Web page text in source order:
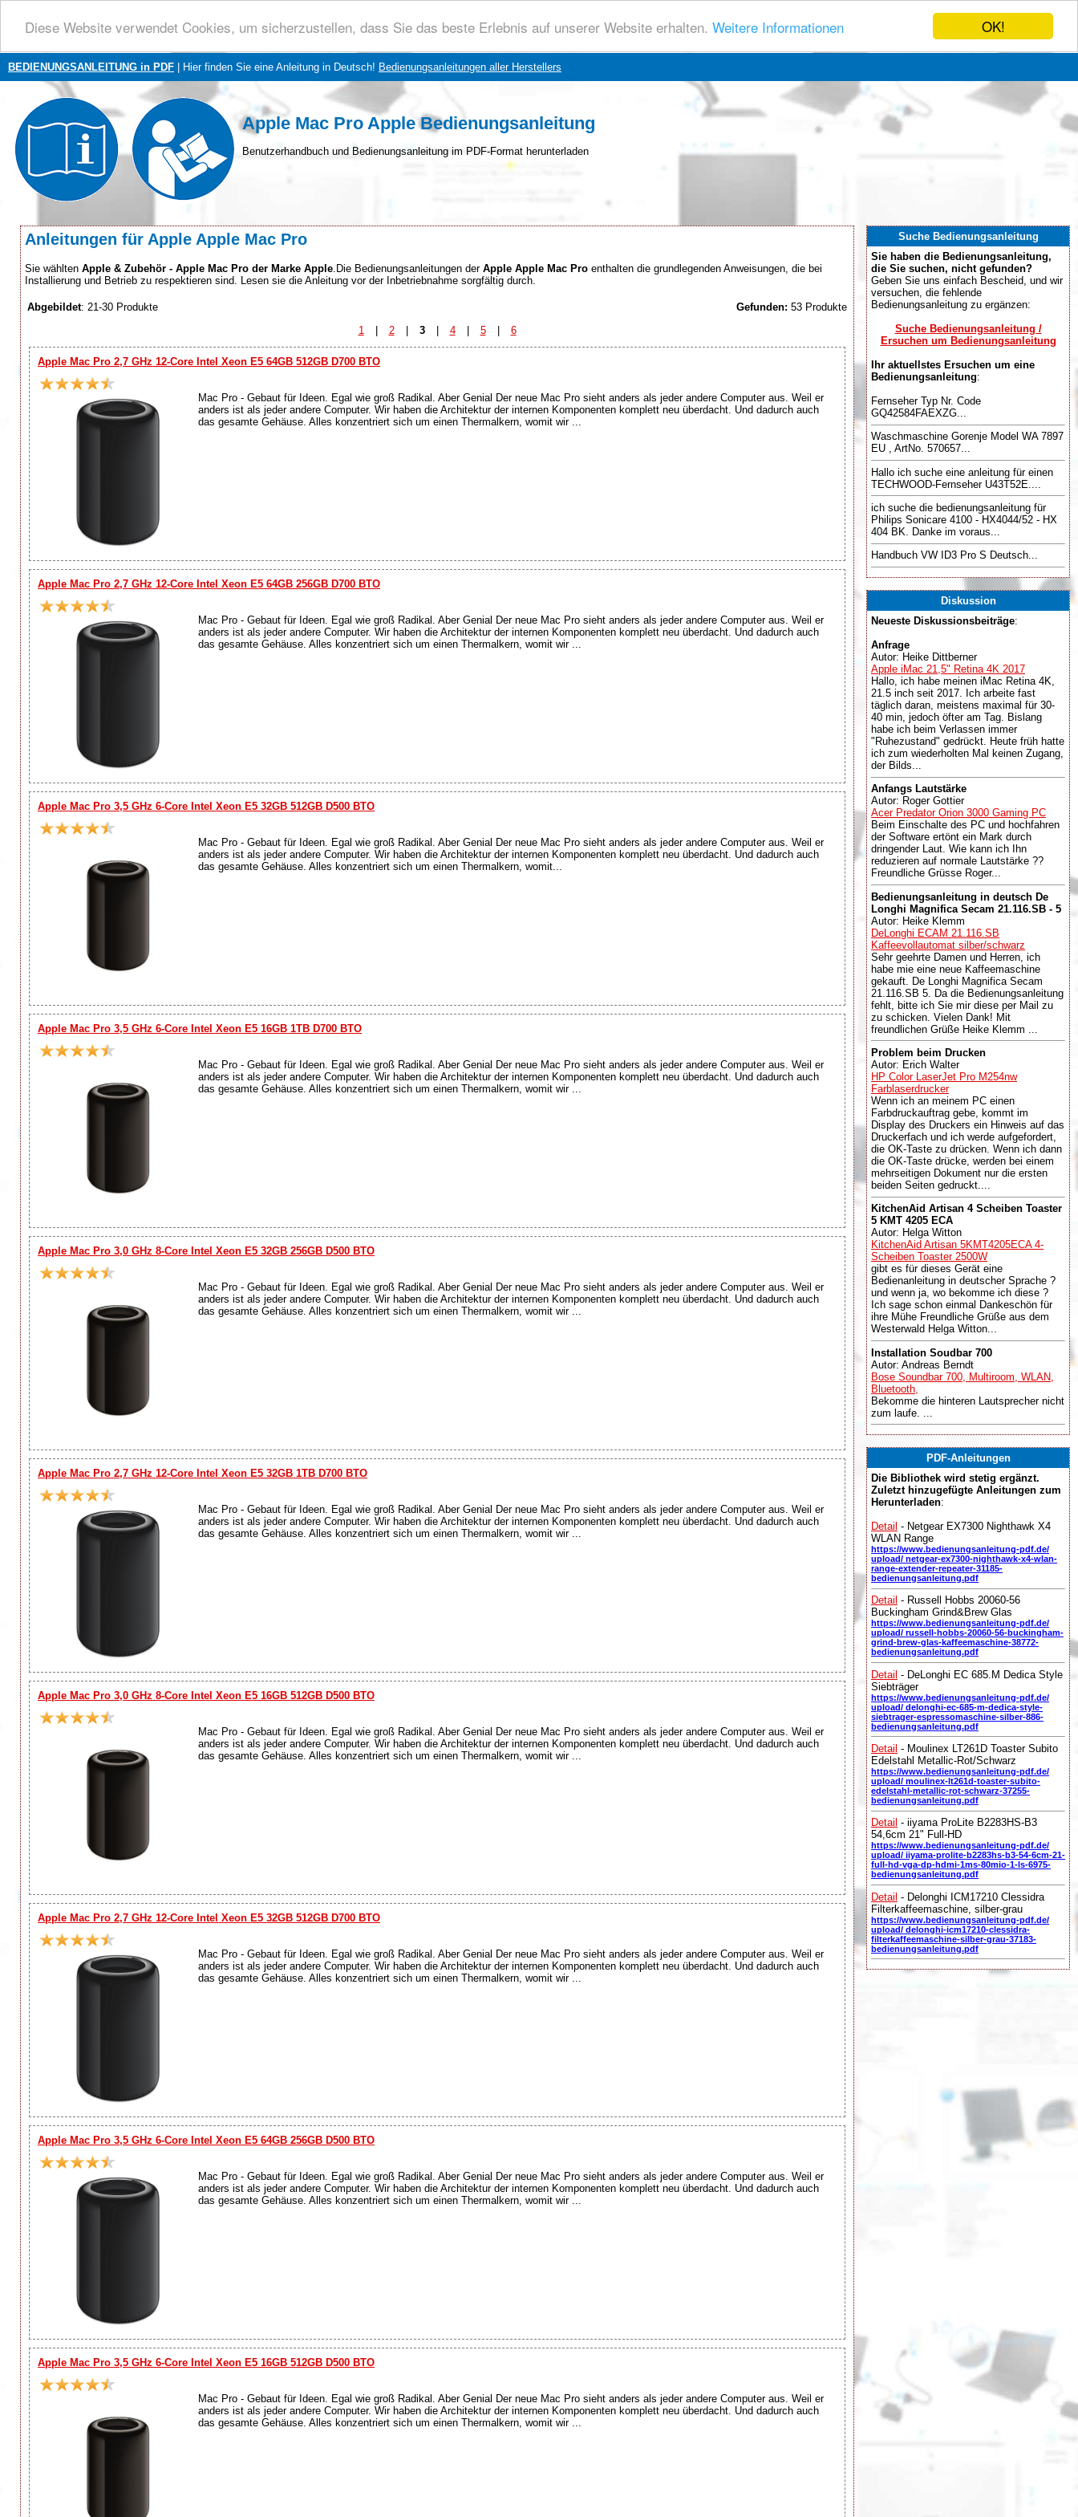
OK!
Diese Website verwendet Cookies, um sicherzustellen, dass Sie das beste Erlebnis auf unserer Website erhalten. Weitere Informationen
BEDIENUNGSANLEITUNG in PDF | Hier finden Sie eine Anleitung in Deutsch! Bedienungsanleitungen aller Herstellers
Apple Mac Pro Apple Bedienungsanleitung
Benutzerhandbuch und Bedienungsanleitung im PDF-Format herunterladen
Anleitungen für Apple Apple Mac Pro
Sie wählten Apple & Zubehör - Apple Mac Pro der Marke Apple .Die Bedienungsanleitungen der Apple Apple Mac Pro enthalten die grundlegenden Anweisungen, die bei
Installierung und Betrieb zu respektieren sind. Lesen sie die Anleitung vor der Inbetriebnahme sorgfältig durch.
Abgebildet: 21-30 Produkte Gefunden: 53 Produkte
1
| 2 | 3 | 4 | 5 | 6
Apple Mac Pro 2,7 GHz 12-Core Intel Xeon E5 64GB 512GB D700 BTO
Mac Pro - Gebaut für Ideen. Egal wie groß Radikal. Aber Genial Der neue Mac Pro sieht anders als jeder andere Computer aus. Weil er
anders ist als jeder andere Computer. Wir haben die Architektur der internen Komponenten komplett neu überdacht. Und dadurch auch
das gesamte Gehäuse. Alles konzentriert sich um einen Thermalkern, womit wir ...
Apple Mac Pro 2,7 GHz 12-Core Intel Xeon E5 64GB 256GB D700 BTO
Mac Pro - Gebaut für Ideen. Egal wie groß Radikal. Aber Genial Der neue Mac Pro sieht anders als jeder andere Computer aus. Weil er
anders ist als jeder andere Computer. Wir haben die Architektur der internen Komponenten komplett neu überdacht. Und dadurch auch
das gesamte Gehäuse. Alles konzentriert sich um einen Thermalkern, womit wir ...
Apple Mac Pro 3,5 GHz 6-Core Intel Xeon E5 32GB 512GB D500 BTO
Mac Pro - Gebaut für Ideen. Egal wie groß Radikal. Aber Genial Der neue Mac Pro sieht anders als jeder andere Computer aus. Weil er
anders ist als jeder andere Computer. Wir haben die Architektur der internen Komponenten komplett neu überdacht. Und dadurch auch
das gesamte Gehäuse. Alles konzentriert sich um einen Thermalkern, womit...
Apple Mac Pro 3,5 GHz 6-Core Intel Xeon E5 16GB 1TB D700 BTO
Mac Pro - Gebaut für Ideen. Egal wie groß Radikal. Aber Genial Der neue Mac Pro sieht anders als jeder andere Computer aus. Weil er
anders ist als jeder andere Computer. Wir haben die Architektur der internen Komponenten komplett neu überdacht. Und dadurch auch
das gesamte Gehäuse. Alles konzentriert sich um einen Thermalkern, womit wir ...
Apple Mac Pro 3,0 GHz 8-Core Intel Xeon E5 32GB 256GB D500 BTO
Mac Pro - Gebaut für Ideen. Egal wie groß Radikal. Aber Genial Der neue Mac Pro sieht anders als jeder andere Computer aus. Weil er
anders ist als jeder andere Computer. Wir haben die Architektur der internen Komponenten komplett neu überdacht. Und dadurch auch
das gesamte Gehäuse. Alles konzentriert sich um einen Thermalkern, womit wir ...
Apple Mac Pro 2,7 GHz 12-Core Intel Xeon E5 32GB 1TB D700 BTO
Mac Pro - Gebaut für Ideen. Egal wie groß Radikal. Aber Genial Der neue Mac Pro sieht anders als jeder andere Computer aus. Weil er
anders ist als jeder andere Computer. Wir haben die Architektur der internen Komponenten komplett neu überdacht. Und dadurch auch
das gesamte Gehäuse. Alles konzentriert sich um einen Thermalkern, womit wir ...
Apple Mac Pro 3,0 GHz 8-Core Intel Xeon E5 16GB 512GB D500 BTO
Mac Pro - Gebaut für Ideen. Egal wie groß Radikal. Aber Genial Der neue Mac Pro sieht anders als jeder andere Computer aus. Weil er
anders ist als jeder andere Computer. Wir haben die Architektur der internen Komponenten komplett neu überdacht. Und dadurch auch
das gesamte Gehäuse. Alles konzentriert sich um einen Thermalkern, womit wir ...
Apple Mac Pro 2,7 GHz 12-Core Intel Xeon E5 32GB 512GB D700 BTO
Mac Pro - Gebaut für Ideen. Egal wie groß Radikal. Aber Genial Der neue Mac Pro sieht anders als jeder andere Computer aus. Weil er
anders ist als jeder andere Computer. Wir haben die Architektur der internen Komponenten komplett neu überdacht. Und dadurch auch
das gesamte Gehäuse. Alles konzentriert sich um einen Thermalkern, womit wir ...
Apple Mac Pro 3,5 GHz 6-Core Intel Xeon E5 64GB 256GB D500 BTO
Mac Pro - Gebaut für Ideen. Egal wie groß Radikal. Aber Genial Der neue Mac Pro sieht anders als jeder andere Computer aus. Weil er
anders ist als jeder andere Computer. Wir haben die Architektur der internen Komponenten komplett neu überdacht. Und dadurch auch
das gesamte Gehäuse. Alles konzentriert sich um einen Thermalkern, womit wir ...
Apple Mac Pro 3,5 GHz 6-Core Intel Xeon E5 16GB 512GB D500 BTO
Mac Pro - Gebaut für Ideen. Egal wie groß Radikal. Aber Genial Der neue Mac Pro sieht anders als jeder andere Computer aus. Weil er
anders ist als jeder andere Computer. Wir haben die Architektur der internen Komponenten komplett neu überdacht. Und dadurch auch
das gesamte Gehäuse. Alles konzentriert sich um einen Thermalkern, womit wir ...
Suche Bedienungsanleitung
Sie haben die Bedienungsanleitung,
die Sie suchen, nicht gefunden?
Geben Sie uns einfach Bescheid, und wir
versuchen, die fehlende
Bedienungsanleitung zu ergänzen:
Suche Bedienungsanleitung /
Ersuchen um Bedienungsanleitung
Ihr aktuellstes Ersuchen um eine
Bedienungsanleitung:
Fernseher Typ Nr. Code
GQ42584FAEXZG...
Waschmaschine Gorenje Model WA 7897
EU , ArtNo. 570657...
Hallo ich suche eine anleitung für einen
TECHWOOD-Fernseher U43T52E....
ich suche die bedienungsanleitung für
Philips Sonicare 4100 - HX4044/52 - HX
404 BK. Danke im voraus...
Handbuch VW ID3 Pro S Deutsch...
Diskussion
Neueste Diskussionsbeiträge:
Anfrage
Autor: Heike Dittberner
Apple iMac 21,5" Retina 4K 2017
Hallo, ich habe meinen iMac Retina 4K,
21.5 inch seit 2017. Ich arbeite fast
täglich daran, meistens maximal für 30-
40 min, jedoch öfter am Tag. Bislang
habe ich beim Verlassen immer
"Ruhezustand" gedrückt. Heute früh hatte
ich zum wiederholten Mal keinen Zugang,
der Bilds...
Anfangs Lautstärke
Autor: Roger Gottier
Acer Predator Orion 3000 Gaming PC
Beim Einschalte des PC und hochfahren
der Software ertönt ein Mark durch
dringender Laut. Wie kann ich Ihn
reduzieren auf normale Lautstärke ??
Freundliche Grüsse Roger...
Bedienungsanleitung in deutsch De
Longhi Magnifica Secam 21.116.SB - 5
Autor: Heike Klemm
DeLonghi ECAM 21.116.SB
Kaffeevollautomat silber/schwarz
Sehr geehrte Damen und Herren, ich
habe mie eine neue Kaffeemaschine
gekauft. De Longhi Magnifica Secam
21.116.SB 5. Da die Bedienungsanleitung
fehlt, bitte ich Sie mir diese per Mail zu
zu schicken. Vielen Dank! Mit
freundlichen Grüße Heike Klemm ...
Problem beim Drucken
Autor: Erich Walter
HP Color LaserJet Pro M254nw
Farblaserdrucker
Wenn ich an meinem PC einen
Farbdruckauftrag gebe, kommt im
Display des Druckers ein Hinweis auf das
Druckerfach und ich werde aufgefordert,
die OK-Taste zu drücken. Wenn ich dann
die OK-Taste drücke, werden bei einem
mehrseitigen Dokument nur die ersten
beiden Seiten gedruckt....
KitchenAid Artisan 4 Scheiben Toaster
5 KMT 4205 ECA
Autor: Helga Witton
KitchenAid Artisan 5KMT4205ECA 4-
Scheiben Toaster 2500W
gibt es für dieses Gerät eine
Bedienanleitung in deutscher Sprache ?
und wenn ja, wo bekomme ich diese ?
Ich sage schon einmal Dankeschön für
ihre Mühe Freundliche Grüße aus dem
Westerwald Helga Witton...
Installation Soudbar 700
Autor: Andreas Berndt
Bose Soundbar 700, Multiroom, WLAN,
Bluetooth,
Bekomme die hinteren Lautsprecher nicht
zum laufe. ...
PDF-Anleitungen
Die Bibliothek wird stetig ergänzt.
Zuletzt hinzugefügte Anleitungen zum
Herunterladen:
Detail - Netgear EX7300 Nighthawk X4
WLAN Range
https://www.bedienungsanleitung-pdf.de/
upload/ netgear-ex7300-nighthawk-x4-wlan-
range-extender-repeater-31185-
bedienungsanleitung.pdf
Detail - Russell Hobbs 20060-56
Buckingham Grind&Brew Glas
https://www.bedienungsanleitung-pdf.de/
upload/ russell-hobbs-20060-56-buckingham-
grind-brew-glas-kaffeemaschine-38772-
bedienungsanleitung.pdf
Detail - DeLonghi EC 685.M Dedica Style
Siebträger
https://www.bedienungsanleitung-pdf.de/
upload/ delonghi-ec-685-m-dedica-style-
siebtrager-espressomaschine-silber-886-
bedienungsanleitung.pdf
Detail - Moulinex LT261D Toaster Subito
Edelstahl Metallic-Rot/Schwarz
https://www.bedienungsanleitung-pdf.de/
upload/ moulinex-lt261d-toaster-subito-
edelstahl-metallic-rot-schwarz-37255-
bedienungsanleitung.pdf
Detail - iiyama ProLite B2283HS-B3
54,6cm 21" Full-HD
https://www.bedienungsanleitung-pdf.de/
upload/ iiyama-prolite-b2283hs-b3-54-6cm-21-
full-hd-vga-dp-hdmi-1ms-80mio-1-ls-6975-
bedienungsanleitung.pdf
Detail - Delonghi ICM17210 Clessidra
Filterkaffeemaschine, silber-grau
https://www.bedienungsanleitung-pdf.de/
upload/ delonghi-icm17210-clessidra-
filterkaffeemaschine-silber-grau-37183-
bedienungsanleitung.pdf